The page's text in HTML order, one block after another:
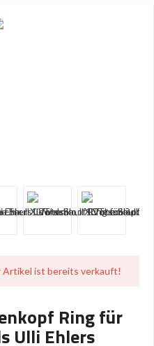
Artikel ist bereits verkauft!
Ring für
Ulli Ehlers